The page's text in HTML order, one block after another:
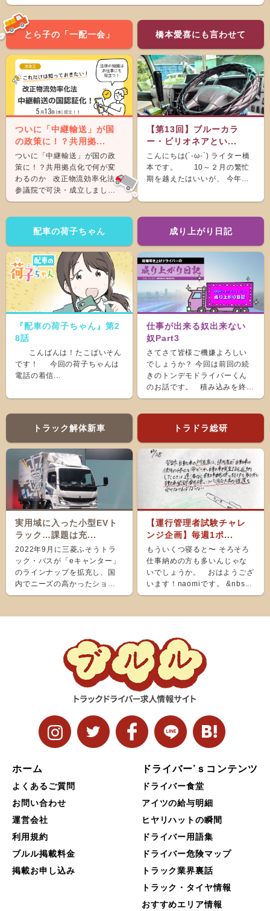
とら子の「一配一会」
ついに「中継輸送」が国
の政策に！？共用拠...
ついに「中継輸送」が国の政
策に！？共用拠点化で何が変
わるのか 改正物流効率化法が
参議院で可決・成立しまし
た。 &nb...
橋本愛喜にも言わせて
【第13回】ブルーカラ
ー・ビリオネアとい...
こんにちは(´-ω-`) ライター橋
本です。 10～２月の繁忙
期を越えたはいいが、 今年...
配車の荷子ちゃん
『配車の荷子ちゃん』第2
8話
こんばんは！たこぱいそん
です！ 今回の荷子ちゃんは
電話の着信...
成り上がり日記
仕事が出来る奴出来ない
奴Part3
さてさて皆様ご機嫌よろしい
でしょうか？ 今回は前回の続
きのトンデモドライバーくん
のお話です。 積み込みを終
え、ホッと...
トラック解体新車
実用域に入った小型EVト
ラック…課題は充...
2022年9月に三菱ふそうトラ
ック・バスが「eキャンター」
のラインナップを拡充し、国
内でニーズの高かったショー
ト＆ナローボディ（G...
トラドラ総研
【運行管理者試験チャレ
ンジ企画】毎週1ポ...
もういくつ寝ると〜 そろそろ
仕事納めの方も多いんじゃな
いでしょうか。 おはようござ
います！naomiです。 &nbs...
ホーム
よくあるご質問
お問い合わせ
運営会社
利用規約
ブルル掲載料金
掲載お申し込み
ドライバー’ｓコンテンツ
ドライバー食堂
アイツの給与明細
ヒヤリハットの瞬間
ドライバー用語集
ドライバー危険マップ
トラック業界裏話
トラック・タイヤ情報
おすすめエリア情報